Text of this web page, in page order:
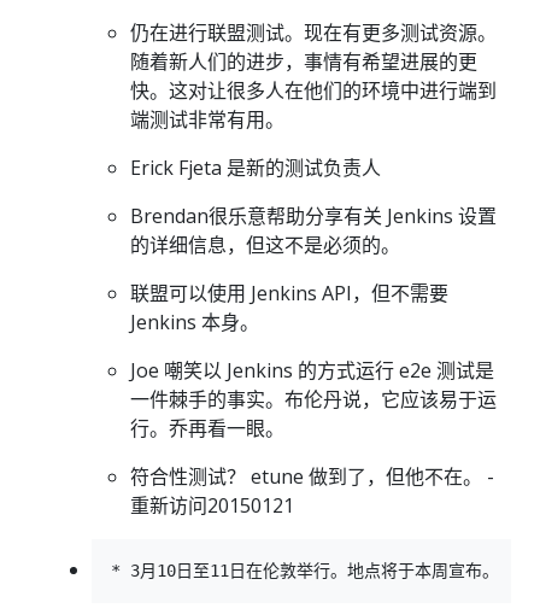
仍在进行联盟测试。现在有更多测试资源。
随着新人们的进步，事情有希望进展的更
快。这对让很多人在他们的环境中进行端到
端测试非常有用。
Erick Fjeta 是新的测试负责人
Brendan很乐意帮助分享有关 Jenkins 设置
的详细信息，但这不是必须的。
联盟可以使用 Jenkins API，但不需要
Jenkins 本身。
Joe 嘲笑以 Jenkins 的方式运行 e2e 测试是
一件棘手的事实。布伦丹说，它应该易于运
行。乔再看一眼。
符合性测试？ etune 做到了，但他不在。 -
重新访问20150121